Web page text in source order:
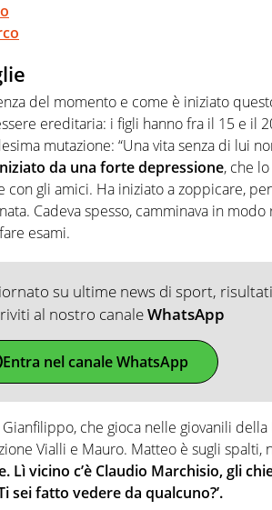
del momento e come è iniziato
ereditaria: i figli hanno fra il 15 e il
mutazione: “Una vita senza di lui
da una forte depressione, che
gli amici. Ha iniziato a zoppicare,
Cadeva spesso, camminava in modo
esami.
su ultime news di sport,
al nostro canaleWhatsApp
Entra nel canale WhatsApp
che gioca nelle giovanili della
Vialli e Mauro. Matteo è sugli spalti,
Lì vicino c’è Claudio Marchisio, gli
sei fatto vedere da qualcuno?’.